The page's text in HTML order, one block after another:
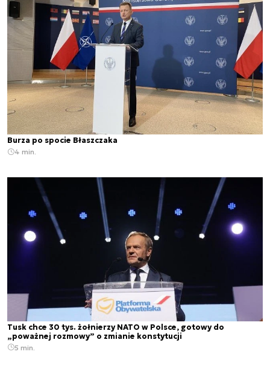
Burza po spocie Błaszczaka
4 min.
Tusk chce 30 tys. żołnierzy NATO w Polsce, gotowy do
„poważnej rozmowy” o zmianie konstytucji
5 min.